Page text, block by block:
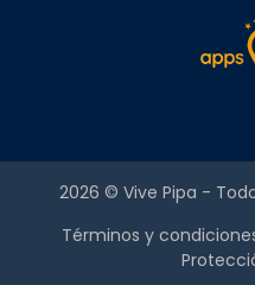
2026 © Vive Pipa -
Términos y